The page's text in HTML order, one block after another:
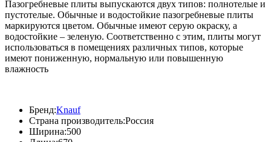
Пазогребневые плиты выпускаются двух типов: полнотелые и
пустотелые. Обычные и водостойкие пазогребневые плиты
маркируются цветом. Обычные имеют серую окраску, а
водостойкие – зеленую. Соответственно с этим, плиты могут
использоваться в помещениях различных типов, которые
имеют пониженную, нормальную или повышенную
влажность
Бренд:Knauf
Страна производитель:Россия
Ширина:500